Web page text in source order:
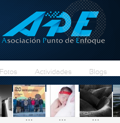
al contenido principal
Fotos Actividades Blogs
... ... ...